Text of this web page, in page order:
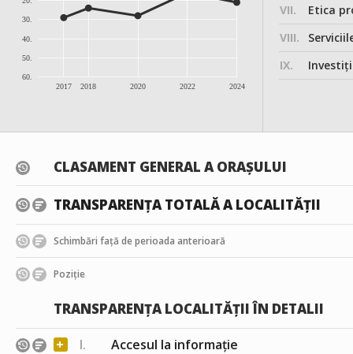
2017 2018 2020 2022 2024
30.
40.
50.
60.
VII.
Etica
VIII.
IX.
Investițiile,
CLASAMENT GENERAL A ORAȘULUI
TRANSPARENȚA TOTALĂ A LOCALITĂȚII
Schimbări față de perioada anterioară
Poziție
TRANSPARENȚA LOCALITĂȚII ÎN DETALII
+
I. Accesul la informație